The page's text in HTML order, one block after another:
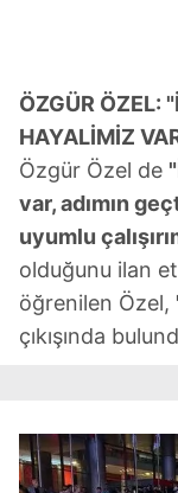
ÖZGÜR ÖZEL:
HAYALİMİZ
Özgür Özel de
var, adımın
uyumlu
olduğunu ilan
öğrenilen Özel,
çıkışında